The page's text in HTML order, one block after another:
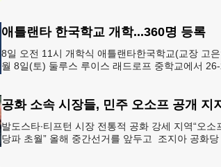
애틀랜타 한국학교 개학...360명 등록
8일 오전 11시 개학식 애틀랜타한국학교(교장 고
월 8일(토) 둘루스 루이스 래드로프 중학교에서
공화 소속 시장들, 민주 오소프 공개 지
발도스타∙티프턴 시장 전통적 공화 강세 지역“오소
당파 초월” 올해 중간선거를 앞두고 조지아 공화당